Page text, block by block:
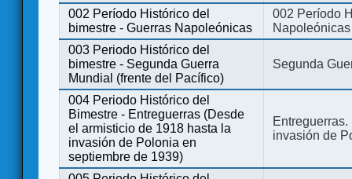
002 Período Histórico del
bimestre - Guerras Napoleónicas
002 Período
Napoleónicas
003 Periodo Histórico del
bimestre - Segunda Guerra
Mundial (frente del Pacífico)
Segunda
004 Periodo Histórico del
Bimestre - Entreguerras (Desde
el armisticio de 1918 hasta la
invasión de Polonia en
septiembre de 1939)
invasión de